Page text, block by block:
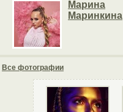
Марина
Маринкина
Все фотографии